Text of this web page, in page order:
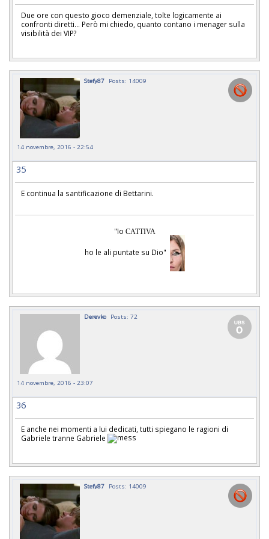
Due ore con questo gioco demenziale, tolte logicamente ai
confronti diretti... Però mi chiedo, quanto contano i menager sulla
visibilità dei VIP?
Stefy87 Posts: 14009
14 novembre, 2016 - 22:54
35
E continua la santificazione di Bettarini.
"Io CATTIVA
ho le ali puntate su Dio"
Derevko Posts: 72
14 novembre, 2016 - 23:07
36
E anche nei momenti a lui dedicati, tutti spiegano le ragioni di
Gabriele tranne Gabriele
Stefy87 Posts: 14009